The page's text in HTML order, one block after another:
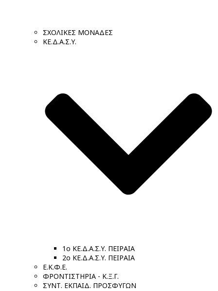
ΣΧΟΛΙΚΕΣ ΜΟΝΑΔΕΣ
ΚΕ.Δ.Α.Σ.Υ.
1ο ΚΕ.Δ.Α.Σ.Υ. ΠΕΙΡΑΙΑ
2ο ΚΕ.Δ.Α.Σ.Υ. ΠΕΙΡΑΙΑ
Ε.Κ.Φ.Ε.
ΦΡΟΝΤΙΣΤΗΡΙΑ - Κ.Ξ.Γ.
ΣΥΝΤ. ΕΚΠΑΙΔ. ΠΡΟΣΦΥΓΩΝ